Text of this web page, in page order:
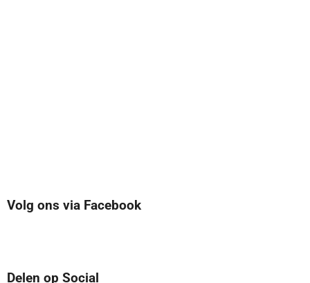
Volg ons via Facebook
Delen op Social